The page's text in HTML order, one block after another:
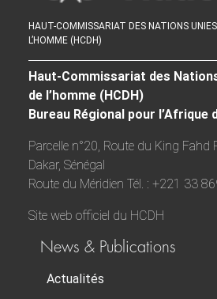
HAUT-COMMISSARIAT DES NATIONS
L’HOMME (HCDH)
Haut-Commissariat des
de l’homme (HCDH)
Bureau Régional pour l’Afrique
Parcelle n°20, Route du King Fahd
Dakar, Sénégal
Route du Méridien Tél. : +221 33
Site web officiel du HCDH
News & Publications
Actualités